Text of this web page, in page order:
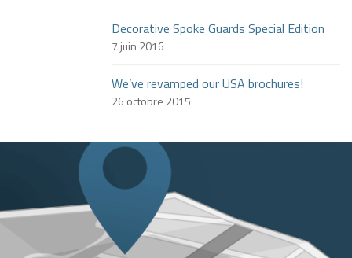
Decorative Spoke Guards Special Edition
7 juin 2016
We’ve revamped our USA brochures!
26 octobre 2015